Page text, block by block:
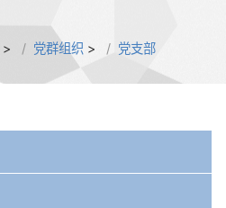
> 党群组织 > 党支部